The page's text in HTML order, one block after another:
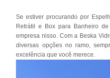
Se estiver procurando por
Retrátil e Box para Banheiro
empresa nisso. Com a Beska
diversas opções no ramo,
excelência que você merece.